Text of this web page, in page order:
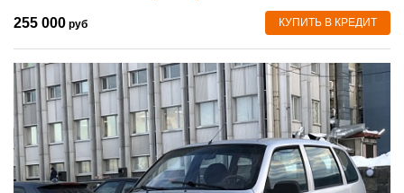
255 000 руб КУПИТЬ В КРЕДИТ